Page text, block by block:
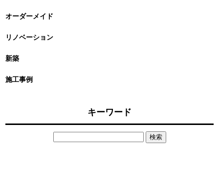
オーダーメイド
リノベーション
新築
施工事例
キーワード